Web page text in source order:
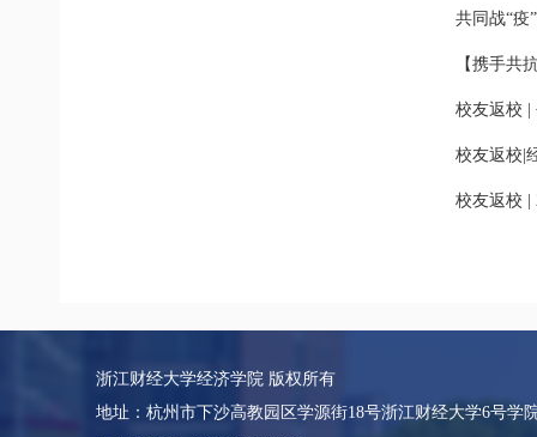
共同战“疫
【携手共
校友返校 |
校友返校|
校友返校 |
浙江财经大学经济学院 版权所有
地址：杭州市下沙高教园区学源街18号浙江财经大学6号学